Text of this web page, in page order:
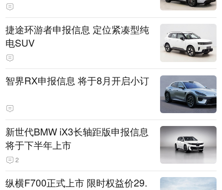
捷途环游者申报信息 定位紧凑型纯
电SUV
智界RX申报信息 将于8月开启小订
新世代BMW iX3长轴距版申报信息
将于下半年上市
2
纵横F700正式上市 限时权益价29.